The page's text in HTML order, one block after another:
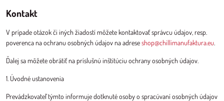
Kontakt
V prípade otázok či iných žiadostí môžete kontaktovať správcu údajov, resp.
poverenca na ochranu osobných údajov na adreseshop@chillimanufaktura.eu
Ďalej sa môžete obrátiť na príslušnú inštitúciu ochrany osobných údajov.
1. Úvodné ustanovenia
Prevádzkovateľ týmto informuje dotknuté osoby o spracúvaní osobných údajov